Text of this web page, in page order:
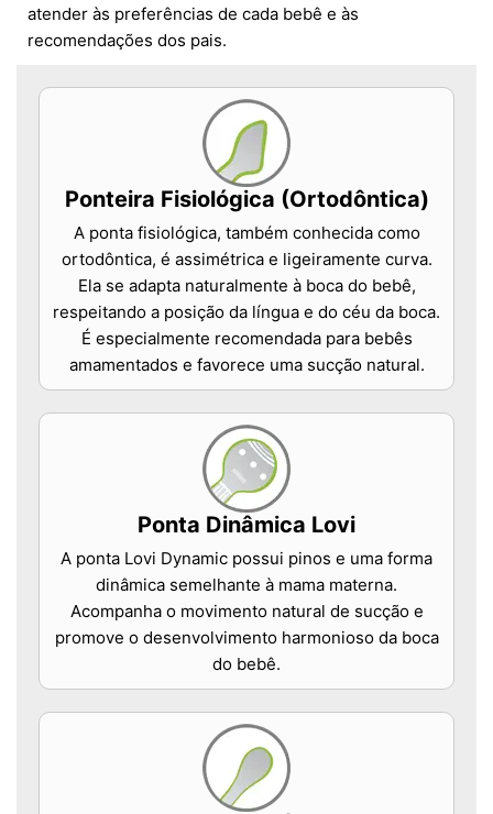
atender às preferências de cada bebê e às
recomendações dos pais.
Ponteira Fisiológica (Ortodôntica)
A ponta fisiológica, também conhecida como
ortodôntica, é assimétrica e ligeiramente curva.
Ela se adapta naturalmente à boca do bebê,
respeitando a posição da língua e do céu da boca.
É especialmente recomendada para bebês
amamentados e favorece uma sucção natural.
Ponta Dinâmica Lovi
A ponta Lovi Dynamic possui pinos e uma forma
dinâmica semelhante à mama materna.
Acompanha o movimento natural de sucção e
promove o desenvolvimento harmonioso da boca
do bebê.